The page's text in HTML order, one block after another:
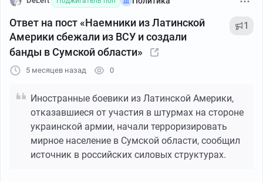
Ответ на пост «Наемники из Латинской
Америки сбежали из ВСУ и создали
банды в Сумской области»
1
5 месяцев назад 0
Иностранные боевики из Латинской Америки,
отказавшиеся от участия в штурмах на стороне
украинской армии, начали терроризировать
мирное население в Сумской области, сообщил
источник в российских силовых структурах.